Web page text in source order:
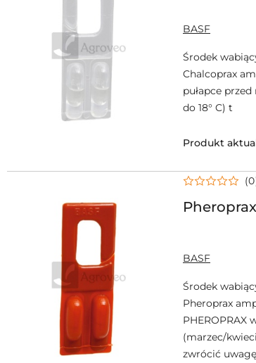
NAZWA
PRODUCENTA:
BASF
Środek
Chalcoprax
pułapce
do 18° C) t
Produkt
NAZWA
PRODUCENTA:
BASF
Środek
Pheroprax
PHEROPRAX
(marzec/
zwrócić